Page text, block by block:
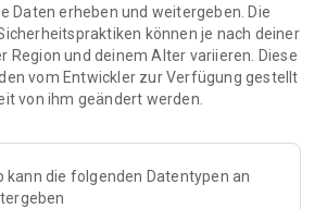
Daten erheben und weitergeben. Die
können je nach deiner
Region und deinem Alter variieren. Diese
vom Entwickler zur Verfügung gestellt
von ihm geändert werden.
kann die folgenden Datentypen an